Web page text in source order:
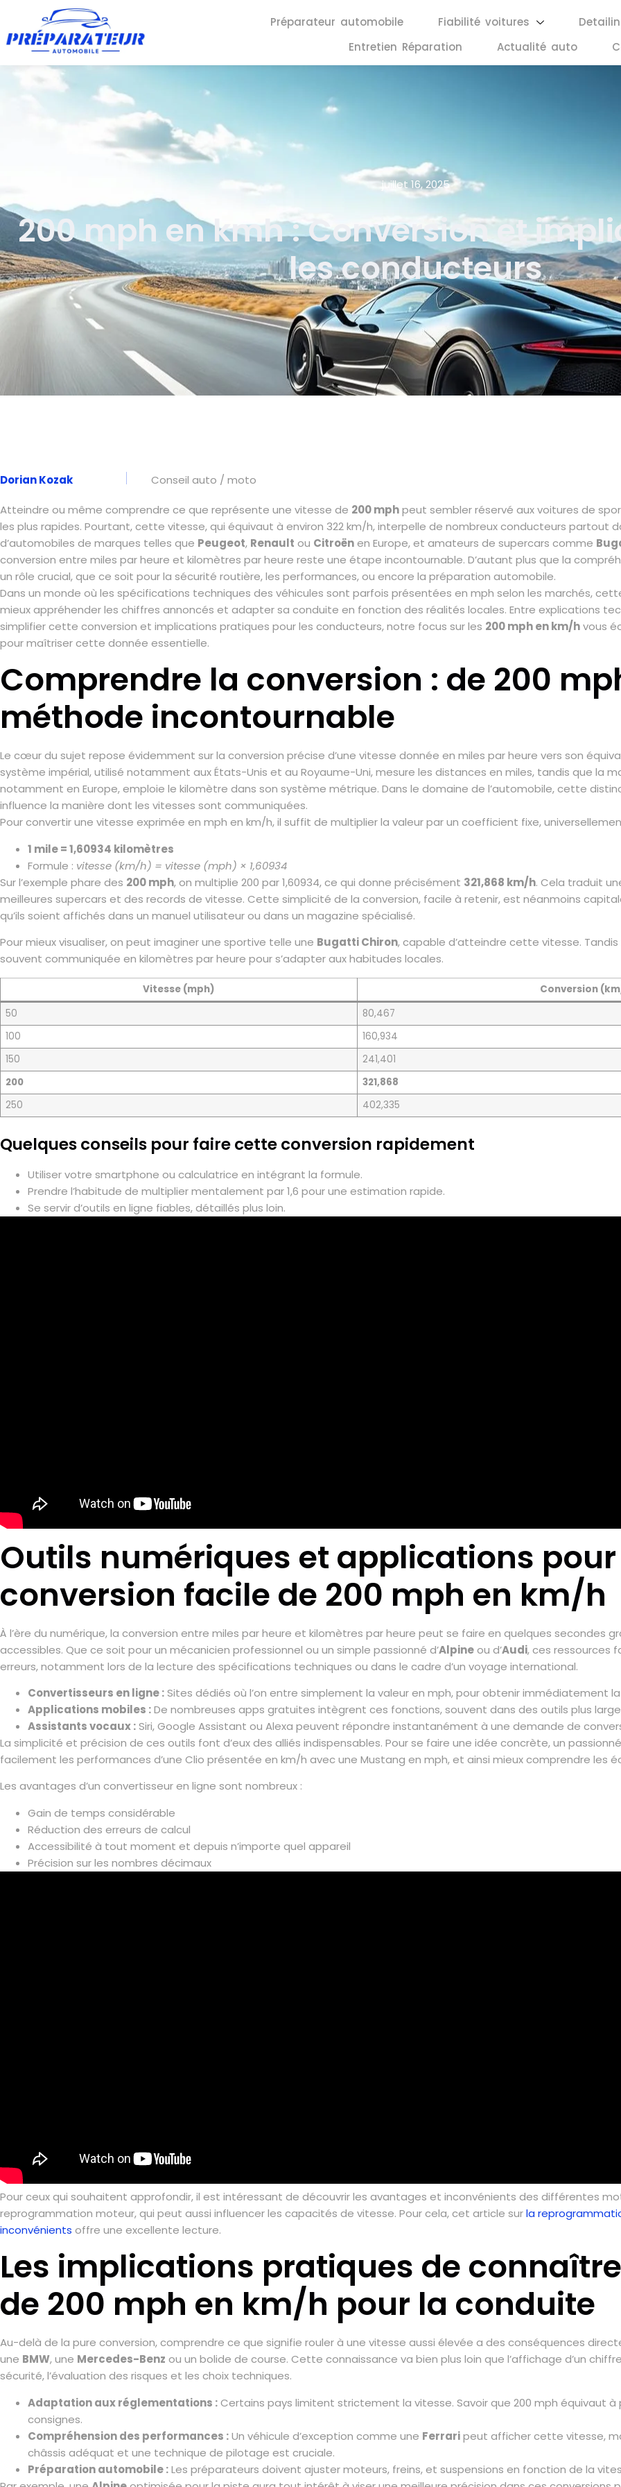
Préparateur automobile Fiabilité voitures
Entretien Réparation
Actualité auto
juillet 16, 2025
200 mph en kmh : Conversion et
les conducteurs
Dorian Kozak Conseil auto / moto
Atteindre ou même comprendre ce que représente une vitesse de 200 mphpeut sembler réservé aux voitures de
les plus rapides. Pourtant, cette vitesse, qui équivaut à environ 322 km/h, interpelle de nombreux conducteurs partout
d’automobiles de marques telles que Peugeot, Renault ou Citroënen Europe, et amateurs de supercars comme
conversion entre miles par heure et kilomètres par heure reste une étape incontournable. D’autant plus que la
un rôle crucial, que ce soit pour la sécurité routière, les performances, ou encore la préparation automobile.
Dans un monde où les spécifications techniques des véhicules sont parfois présentées en mph selon les marchés,
mieux appréhender les chiffres annoncés et adapter sa conduite en fonction des réalités locales. Entre explications
simplifier cette conversion et implications pratiques pour les conducteurs, notre focus sur les 200 mph en km/hvous
pour maîtriser cette donnée essentielle.
Comprendre la conversion : de 200
méthode incontournable
Le cœur du sujet repose évidemment sur la conversion précise d’une vitesse donnée en miles par heure vers son
système impérial, utilisé notamment aux États-Unis et au Royaume-Uni, mesure les distances en miles, tandis que la
notamment en Europe, emploie le kilomètre dans son système métrique. Dans le domaine de l’automobile, cette
influence la manière dont les vitesses sont communiquées.
Pour convertir une vitesse exprimée en mph en km/h, il suffit de multiplier la valeur par un coefficient fixe,
1 mile = 1,60934 kilomètres
Formule : vitesse (km/h) = vitesse (mph) × 1,60934
Sur l’exemple phare des 200 mph, on multiplie 200 par 1,60934, ce qui donne précisément 321,868 km/h. Cela traduit
meilleures supercars et des records de vitesse. Cette simplicité de la conversion, facile à retenir, est néanmoins
qu’ils soient affichés dans un manuel utilisateur ou dans un magazine spécialisé.
Pour mieux visualiser, on peut imaginer une sportive telle une Bugatti Chiron, capable d’atteindre cette vitesse.
souvent communiquée en kilomètres par heure pour s’adapter aux habitudes locales.
Vitesse (mph)
Conversion
50
80,467
100
160,934
150
241,401
200
321,868
250
402,335
Quelques conseils pour faire cette conversion rapidement
Utiliser votre smartphone ou calculatrice en intégrant la formule.
Prendre l’habitude de multiplier mentalement par 1,6 pour une estimation rapide.
Se servir d’outils en ligne fiables, détaillés plus loin.
Outils numériques et applications
conversion facile de 200 mph en km/h
À l’ère du numérique, la conversion entre miles par heure et kilomètres par heure peut se faire en quelques secondes
accessibles. Que ce soit pour un mécanicien professionnel ou un simple passionné d’Alpineou d’Audi, ces ressources
erreurs, notamment lors de la lecture des spécifications techniques ou dans le cadre d’un voyage international.
Convertisseurs en ligne :Sites dédiés où l’on entre simplement la valeur en mph, pour obtenir immédiatement
Applications mobiles :De nombreuses apps gratuites intègrent ces fonctions, souvent dans des outils plus
Assistants vocaux :Siri, Google Assistant ou Alexa peuvent répondre instantanément à une demande de
La simplicité et précision de ces outils font d’eux des alliés indispensables. Pour se faire une idée concrète, un
facilement les performances d’une Clio présentée en km/h avec une Mustang en mph, et ainsi mieux comprendre les
Les avantages d’un convertisseur en ligne sont nombreux :
Gain de temps considérable
Réduction des erreurs de calcul
Accessibilité à tout moment et depuis n’importe quel appareil
Précision sur les nombres décimaux
Pour ceux qui souhaitent approfondir, il est intéressant de découvrir les avantages et inconvénients des différentes
reprogrammation moteur, qui peut aussi influencer les capacités de vitesse. Pour cela, cet article surla
inconvénients offre une excellente lecture.
Les implications pratiques de
de 200 mph en km/h pour la conduite
Au-delà de la pure conversion, comprendre ce que signifie rouler à une vitesse aussi élevée a des conséquences
une BMW, une Mercedes-Benz ou un bolide de course. Cette connaissance va bien plus loin que l’affichage d’un
sécurité, l’évaluation des risques et les choix techniques.
Adaptation aux réglementations :Certains pays limitent strictement la vitesse. Savoir que 200 mph équivaut à
consignes.
Compréhension des performances :Un véhicule d’exception comme une Ferraripeut afficher cette vitesse,
châssis adéquat et une technique de pilotage est cruciale.
Préparation automobile :Les préparateurs doivent ajuster moteurs, freins, et suspensions en fonction de la